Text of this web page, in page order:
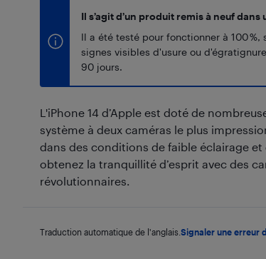
Il s’agit d’un produit remis à neuf
Il a été testé pour fonctionner à 100
signes visibles d'usure ou
90 jours.
L'iPhone 14 d’Apple est doté de
système à deux caméras le plus
dans des conditions de faible éclairage et
obtenez la tranquillité d’esprit avec des
révolutionnaires.
Traduction automatique de l'anglais. Signaler une erreur